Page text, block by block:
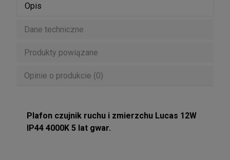
Opis
Dane techniczne
Produkty powiązane
Opinie o produkcie (0)
Plafon czujnik ruchu i zmierzchu Lucas 12W
IP44 4000K 5 lat gwar.